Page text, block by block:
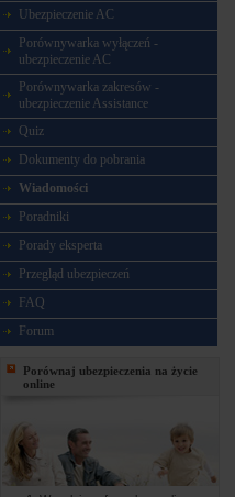
Ubezpieczenie AC
Porównywarka wyłączeń -
ubezpieczenie AC
Porównywarka zakresów -
ubezpieczenie Assistance
Quiz
Dokumenty do pobrania
Wiadomości
Poradniki
Porady eksperta
Przegląd ubezpieczeń
FAQ
Forum
Porównaj ubezpieczenia na życie
online